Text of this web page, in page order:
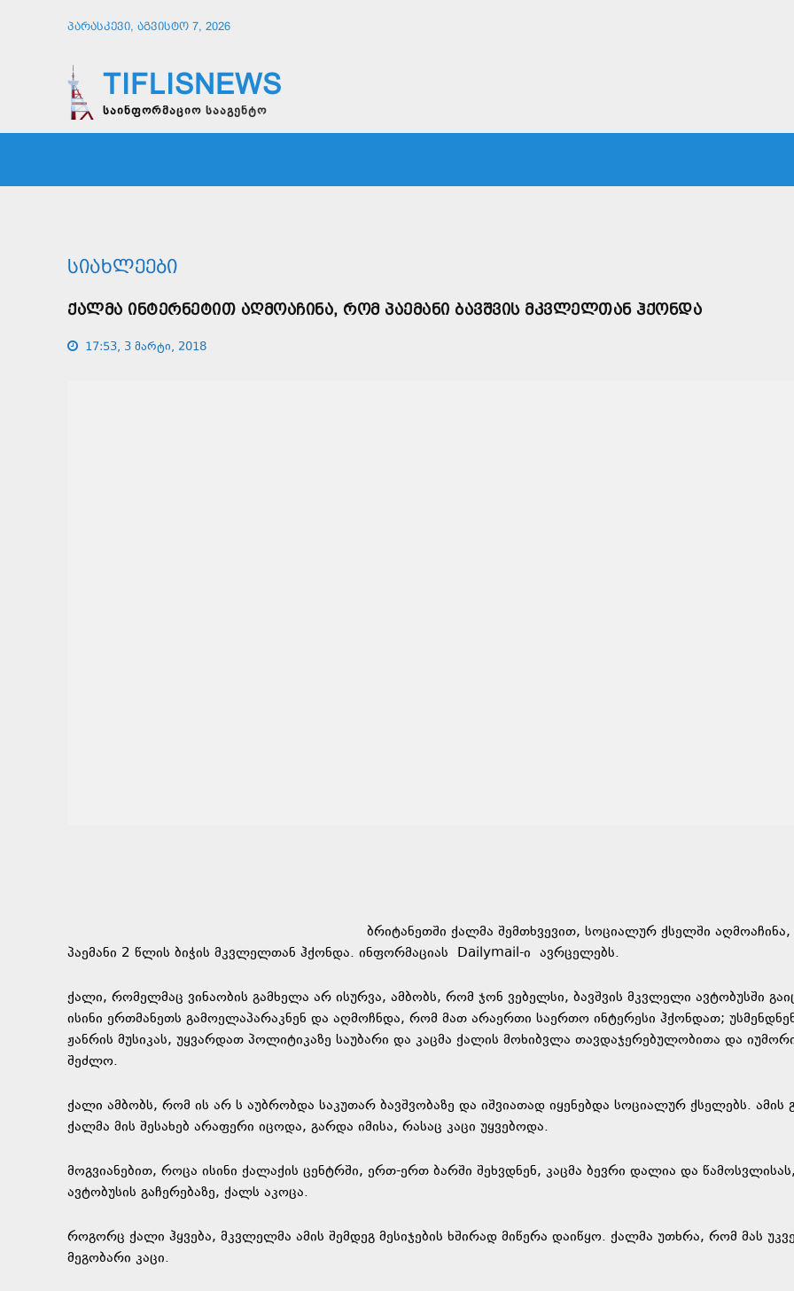
ᲞᲐᲠᲐᲡᲙᲔᲕᲘ, ᲐᲒᲕᲘᲡᲢᲝ 7, 2026
TIFLISNEWS
საინფორმაციო სააგენტო
ᲡᲘᲐᲮᲚᲔᲔᲑᲘ
ᲥᲐᲚᲛᲐ ᲘᲜᲢᲔᲠᲜᲔᲢᲘᲗ ᲐᲦᲛᲝᲐᲩᲘᲜᲐ, ᲠᲝᲛ ᲞᲐᲔᲛᲐᲜᲘ ᲑᲐᲕᲨᲕᲘᲡ ᲛᲙᲕᲚᲔᲚᲗᲐᲜ ᲰᲥᲝᲜᲓᲐ
17:53, 3 მარტი, 2018
ბრიტანეთში ქალმა შემთხვევით, სოციალურ ქსელში
პაემანი 2 წლის ბიჭის მკვლელთან ჰქონდა. ინფორმაციას Dailymail-ი ავრცელებს.
ქალი, რომელმაც ვინაობის გამხელა არ ისურვა, ამბობს, რომ ჯონ ვებელსი, ბავშვის მკვლელი ავტობუსში
ისინი ერთმანეთს გამოელაპარაკნენ და აღმოჩნდა, რომ მათ არაერთი საერთო ინტერესი ჰქონდათ;
ჟანრის მუსიკას, უყვარდათ პოლიტიკაზე საუბარი და კაცმა ქალის მოხიბვლა თავდაჯერებულობითა და
შეძლო.
ქალი ამბობს, რომ ის არ ს აუბრობდა საკუთარ ბავშვობაზე და იშვიათად იყენებდა სოციალურ ქსელებს. ამის
ქალმა მის შესახებ არაფერი იცოდა, გარდა იმისა, რასაც კაცი უყვებოდა.
მოგვიანებით, როცა ისინი ქალაქის ცენტრში, ერთ-ერთ ბარში შეხვდნენ, კაცმა ბევრი დალია და
ავტობუსის გაჩერებაზე, ქალს აკოცა.
როგორც ქალი ჰყვება, მკვლელმა ამის შემდეგ მესიჯების ხშირად მიწერა დაიწყო. ქალმა უთხრა, რომ მას
მეგობარი კაცი.